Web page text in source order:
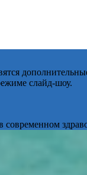
слайд-шоу.